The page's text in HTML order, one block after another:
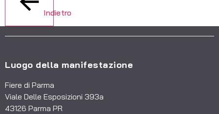
Indietro
Luogo della manifestazione
Fiere di Parma
Viale Delle Esposizioni 393a
43126 Parma PR